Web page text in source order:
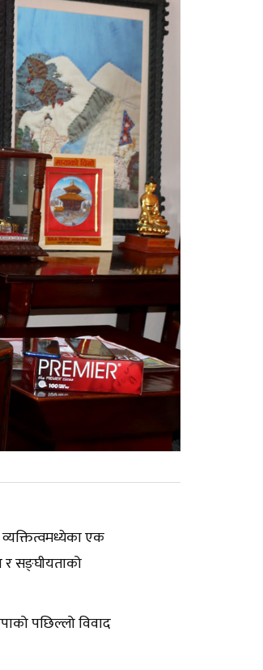
एक
र सङ्घीयताको
पछिल्लो विवाद